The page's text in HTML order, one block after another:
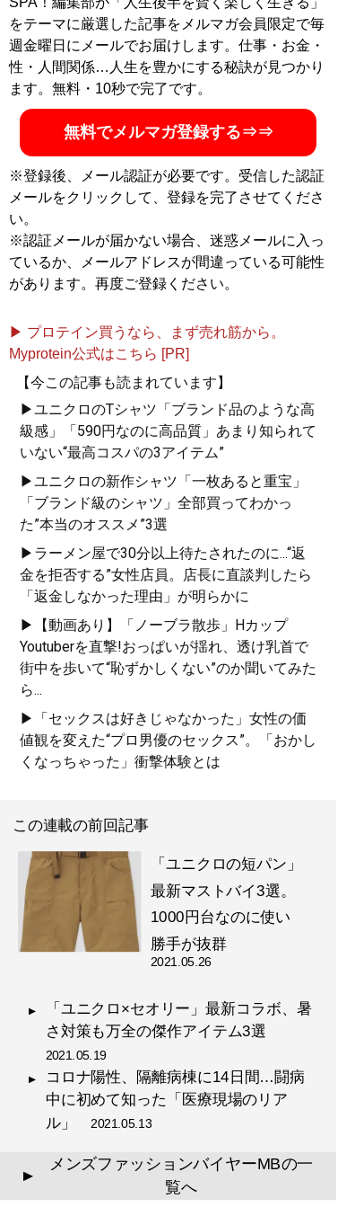
『 ロードマップ』
地方のしがないショップ
店員はなぜ成功できたの
その秘密はロードマップ
にあった
『MBの偏愛ブランド図鑑』
史や特色を、自身が愛用す
る品とともに徹底紹介
『最速でおしゃれに見せる
方法 <実践編>』
な人は何が違うのか？
『幸服論――人生は服で簡単
方法 【電子限定特典付き】
』
「男のおしゃれ」の決定
版。電子版特典として、MB
をテーマに厳選した記事をメルマガ会員限定で毎
週金曜日にメールでお届けします。仕事・お金・
性・人間関係…人生を豊かにする秘訣が見つかり
ます。無料・10秒で完了です。
無料でメルマガ登録する⇒⇒
※登録後、メール認証が必要です。受信した認証
メールをクリックして、登録を完了させてくださ
い。
※認証メールが届かない場合、迷惑メールに入っ
ているか、メールアドレスが間違っている可能性
があります。再度ご登録ください。
▶ プロテイン買うなら、まず売れ筋から。
Myprotein公式はこちら [PR]
【今この記事も読まれています】
▶ユニクロのTシャツ「ブランド品のような高
級感」「590円なのに高品質」あまり知られて
いない“最高コスパの3アイテム”
▶ユニクロの新作シャツ「一枚あると重宝」
「ブランド級のシャツ」全部買ってわかっ
た”本当のオススメ”3選
▶ラーメン屋で30分以上待たされたのに...“返
金を拒否する”女性店員。店長に直談判したら
「返金しなかった理由」が明らかに
▶【動画あり】「ノーブラ散歩」Hカップ
Youtuberを直撃!おっぱいが揺れ、透け乳首で
街中を歩いて“恥ずかしくない”のか聞いてみた
ら...
▶「セックスは好きじゃなかった」女性の価
値観を変えた“プロ男優のセックス”。「おかし
くなっちゃった」衝撃体験とは
この連載の前回記事
「ユニクロの短パン」
最新マストバイ3選。
1000円台なのに使い
勝手が抜群
2021.05.26
「ユニクロ×セオリー」最新コラボ、暑
さ対策も万全の傑作アイテム3選
2021.05.19
コロナ陽性、隔離病棟に14日間…闘病
中に初めて知った「医療現場のリア
ル」 2021.05.13
▲
メンズファッションバイヤーMBの一
覧へ